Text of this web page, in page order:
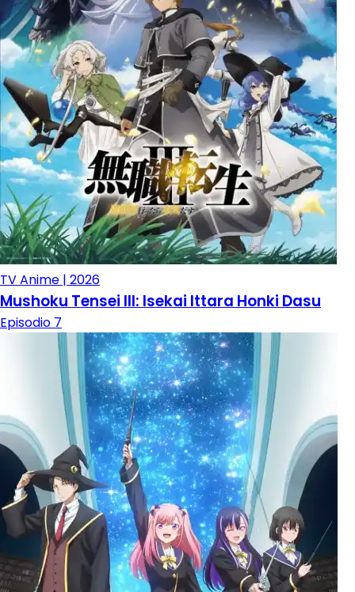
TV Anime | 2026
Mushoku Tensei III: Isekai Ittara Honki Dasu
Episodio 7